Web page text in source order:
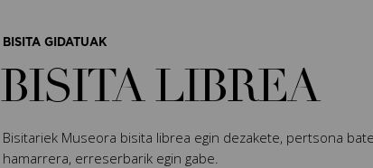
BISITA GIDATUAK
BISITA LIBREA
Bisitariek Museora bisita librea egin dezakete, pertsona
hamarrera, erreserbarik egin gabe.